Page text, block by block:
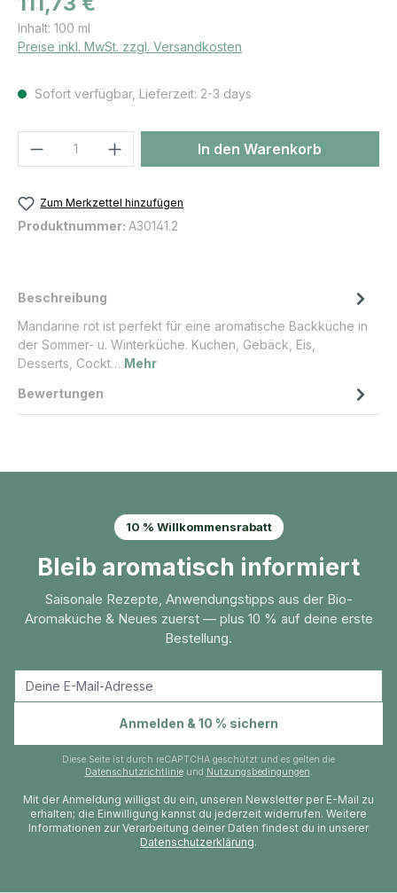
Inhalt: 100 ml
Preise inkl. MwSt. zzgl. Versandkosten
Sofort verfügbar, Lieferzeit: 2-3 days
Produkt Anzahl: Gib denIn den Warenkorb
Zum Merkzettel hinzufügen
Produktnummer: A30141.2
Beschreibung
Mandarine rot ist perfekt für eine aromatische Backküche in
der Sommer- u. Winterküche. Kuchen, Gebäck, Eis,
Desserts, Cockt… Mehr
Bewertungen
10 % Willkommensrabatt
Bleib aromatisch informiert
Saisonale Rezepte, Anwendungstipps aus der Bio-
Aromaküche & Neues zuerst — plus 10 % auf deine erste
Bestellung.
Anmelden & 10 % sichern
Diese Seite ist durch reCAPTCHA geschützt und es gelten die
Datenschutzrichtlinieund Nutzungsbedingungen.
Mit der Anmeldung willigst du ein, unseren Newsletter per E-Mail zu
erhalten; die Einwilligung kannst du jederzeit widerrufen. Weitere
Informationen zur Verarbeitung deiner Daten findest du in unserer
Datenschutzerklärung.